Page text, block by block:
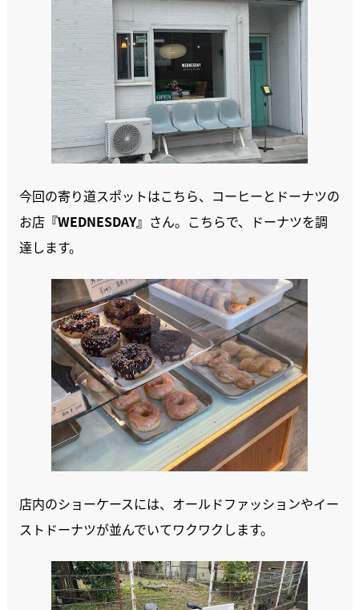
今回の寄り道スポットはこちら、コーヒーとドーナツの
お店 『WEDNESDAY』 さん。こちらで、ドーナツを調
達します。
店内のショーケースには、オールドファッションやイー
ストドーナツが並んでいてワクワクします。